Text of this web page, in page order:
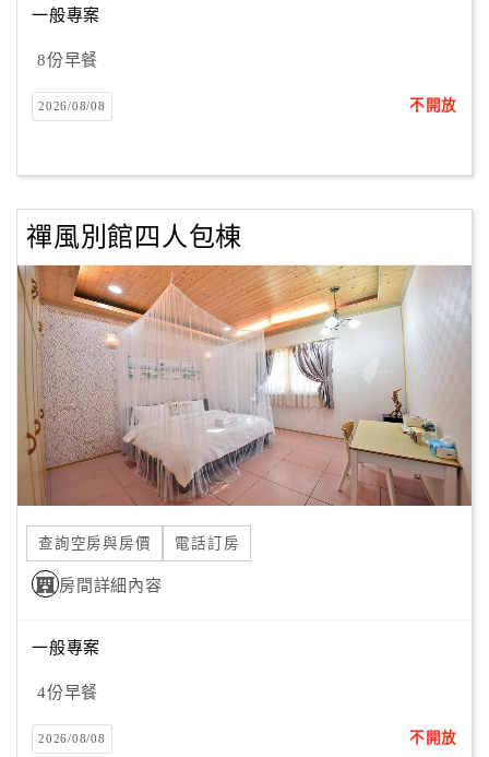
一般專案
8份早餐
2026/08/08 不開放
禪風別館四人包棟
查詢空房與房價 電話訂房
房間詳細內容
一般專案
4份早餐
2026/08/08 不開放